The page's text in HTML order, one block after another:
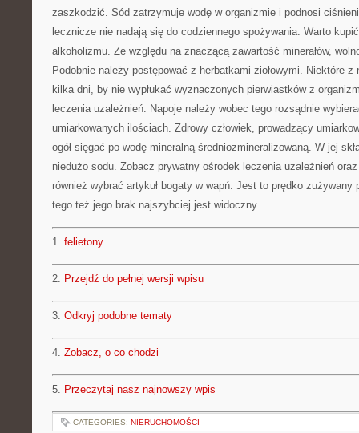
zaszkodzić. Sód zatrzymuje wodę w organizmie i podnosi
lecznicze nie nadają się do codziennego spożywania. Warto
alkoholizmu. Ze względu na znaczącą zawartość minerałów,
Podobnie należy postępować z herbatkami ziołowymi. Niektóre
kilka dni, by nie wypłukać wyznaczonych pierwiastków z
leczenia uzależnień. Napoje należy wobec tego rozsądnie
umiarkowanych ilościach. Zdrowy człowiek, prowadzący
ogół sięgać po wodę mineralną średniozmineralizowaną. W jej
niedużo sodu. Zobacz prywatny ośrodek leczenia uzależnień
również wybrać artykuł bogaty w wapń. Jest to prędko zużywany
tego też jego brak najszybciej jest widoczny.
1. felietony
2. Przejdź do pełnej wersji wpisu
3. Odkryj podobne tematy
4. Zobacz, o co chodzi
5. Przeczytaj nasz najnowszy wpis
CATEGORIES: NIERUCHOMOŚCI